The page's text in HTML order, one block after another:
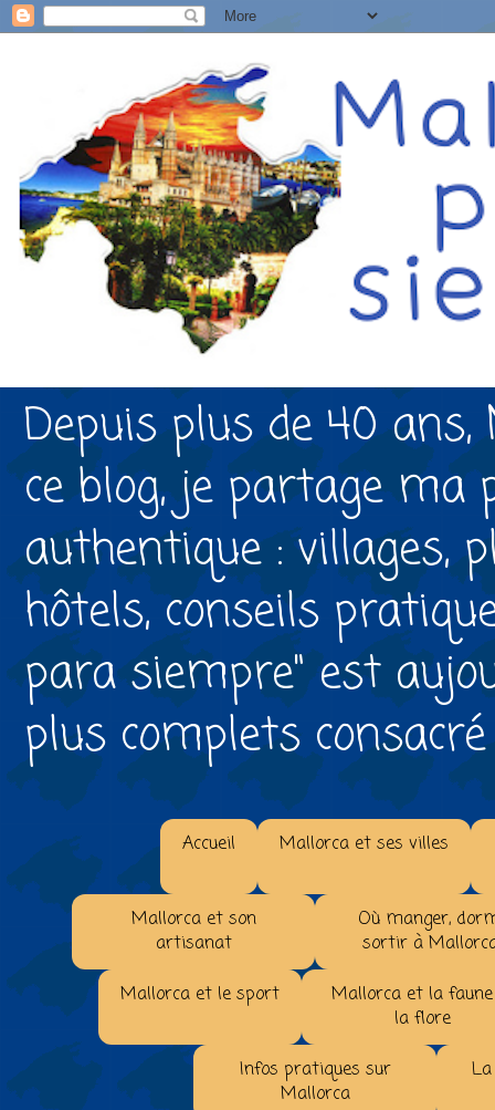
Depuis plus de 40
ce blog, je partage
authentique : villages,
hôtels, conseils
para siempre" est
plus complets consacré
Accueil Mallorca et ses villes
Mallorca et son
artisanat
Où manger,
sortir à
Mallorca et le sport
Mallorca et la
la flore
Infos pratiques sur
Mallorca